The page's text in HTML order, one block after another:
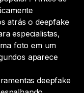
atrás o deepfake
especialistas,
foto em um
aparece
deepfake